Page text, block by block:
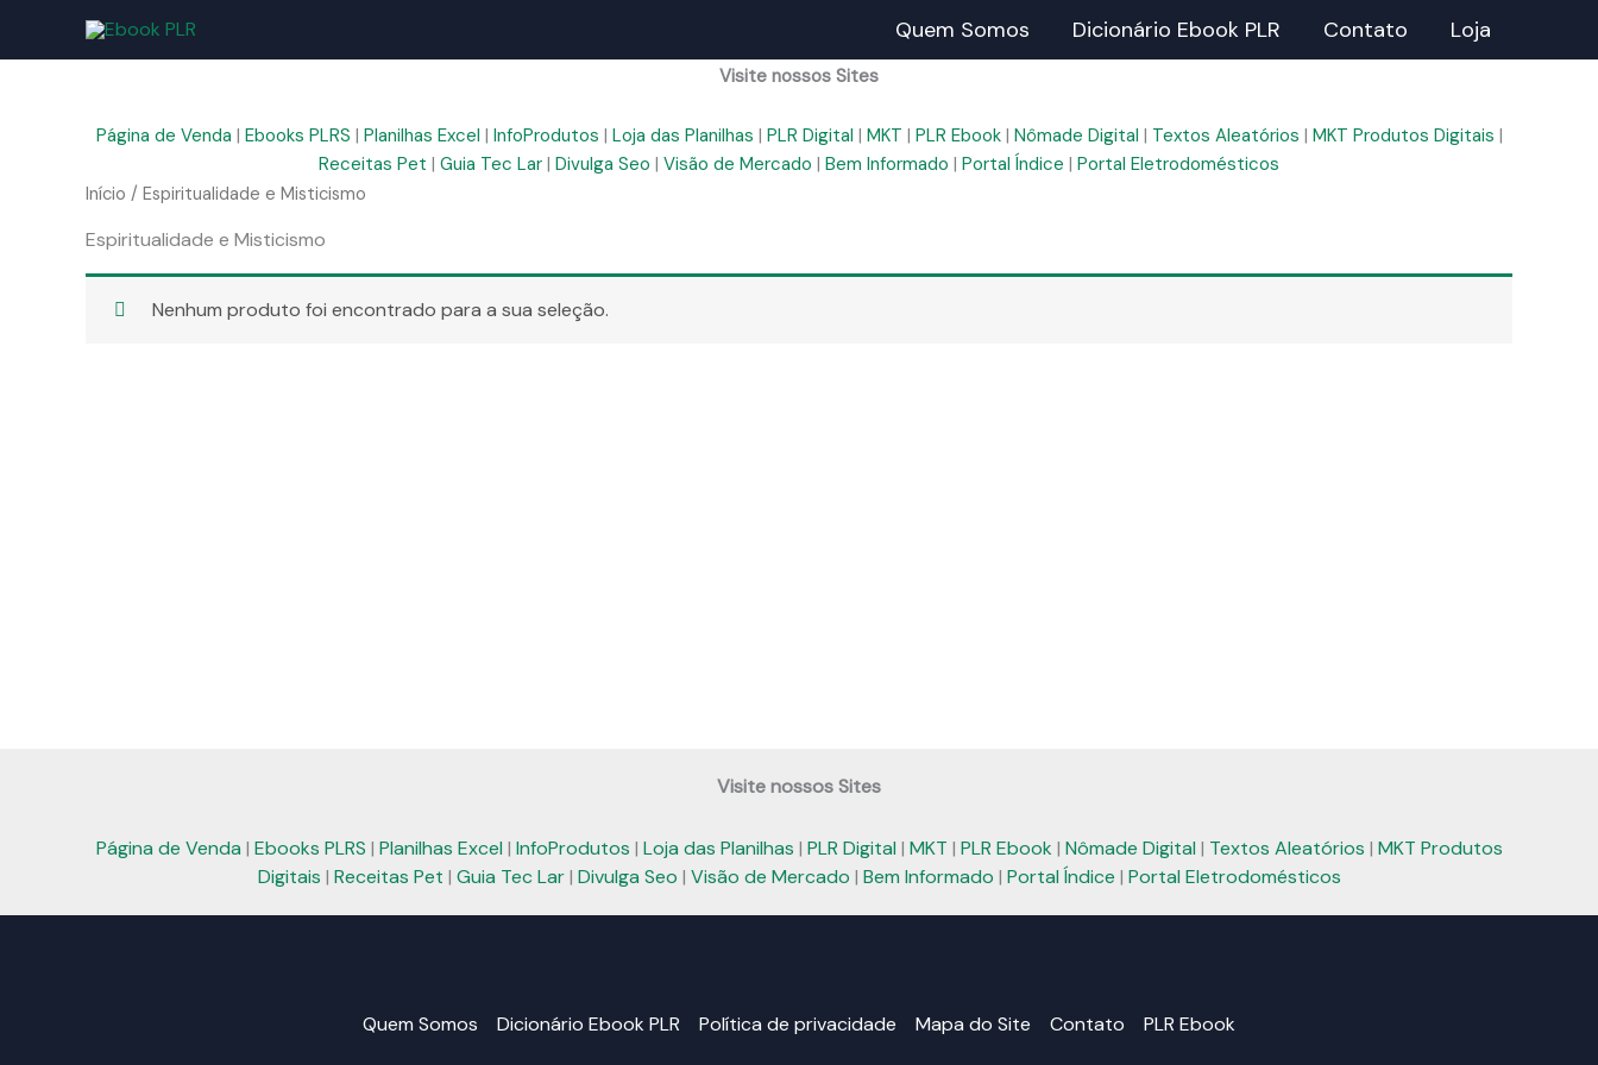
Quem Somos Dicionário Ebook PLR Contato Loja
Visite nossos Sites
Página de Venda | Ebooks PLRS | Planilhas Excel | InfoProdutos | Loja das Planilhas | PLR Digital | MKT | PLR Ebook| Nômade Digital | Textos Aleatórios | MKT Produtos Digitais |
Receitas Pet | Guia Tec Lar | Divulga Seo | Visão de Mercado | Bem Informado | Portal Índice | Portal Eletrodomésticos
Início / Espiritualidade e Misticismo
Espiritualidade e Misticismo
Nenhum produto foi encontrado para a sua seleção.
Visite nossos Sites
Página de Venda | Ebooks PLRS | Planilhas Excel | InfoProdutos | Loja das Planilhas | PLR Digital | MKT | PLR Ebook | Nômade Digital | Textos Aleatórios | MKT Produtos
Digitais | Receitas Pet | Guia Tec Lar| Divulga Seo | Visão de Mercado | Bem Informado | Portal Índice | Portal Eletrodomésticos
Quem Somos Dicionário Ebook PLR Política de privacidade Mapa do Site Contato PLR Ebook